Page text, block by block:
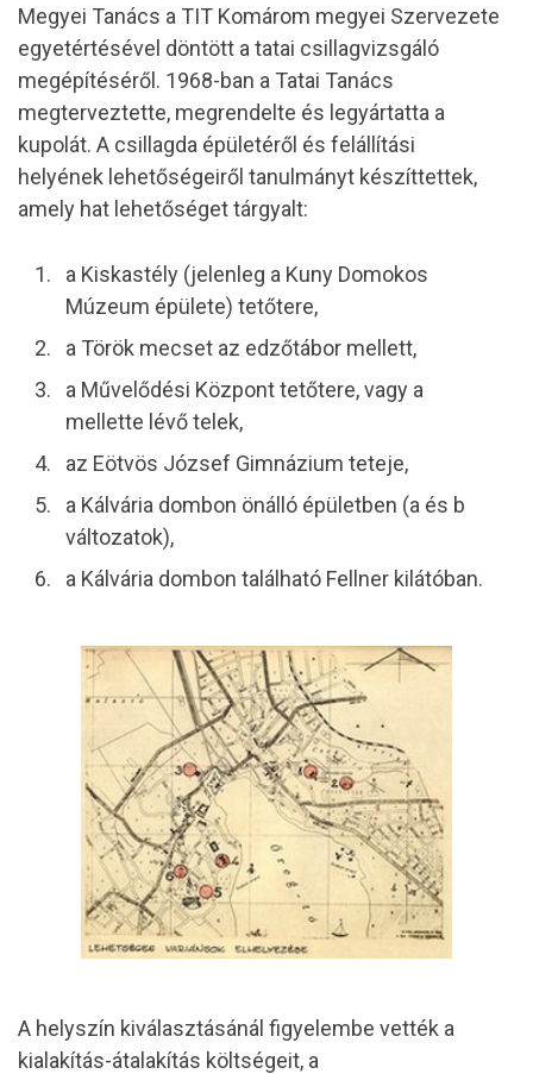
Megyei Tanács a TIT Komárom megyei Szervezete
egyetértésével döntött a tatai csillagvizsgáló
megépítéséről. 1968-ban a Tatai Tanács
megterveztette, megrendelte és legyártatta a
kupolát. A csillagda épületéről és felállítási
helyének lehetőségeiről tanulmányt készíttettek,
amely hat lehetőséget tárgyalt:
a Kiskastély (jelenleg a Kuny Domokos
Múzeum épülete) tetőtere,
a Török mecset az edzőtábor mellett,
a Művelődési Központ tetőtere, vagy a
mellette lévő telek,
az Eötvös József Gimnázium teteje,
a Kálvária dombon önálló épületben (a és b
változatok),
a Kálvária dombon található Fellner kilátóban.
A helyszín kiválasztásánál figyelembe vették a
kialakítás-átalakítás költségeit, a